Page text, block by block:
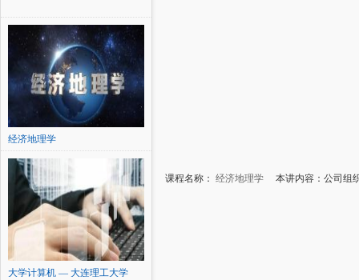
经济地理学
大学计算机 — 大连理工大学
课程名称： 经济地理学 本讲内容：公司组